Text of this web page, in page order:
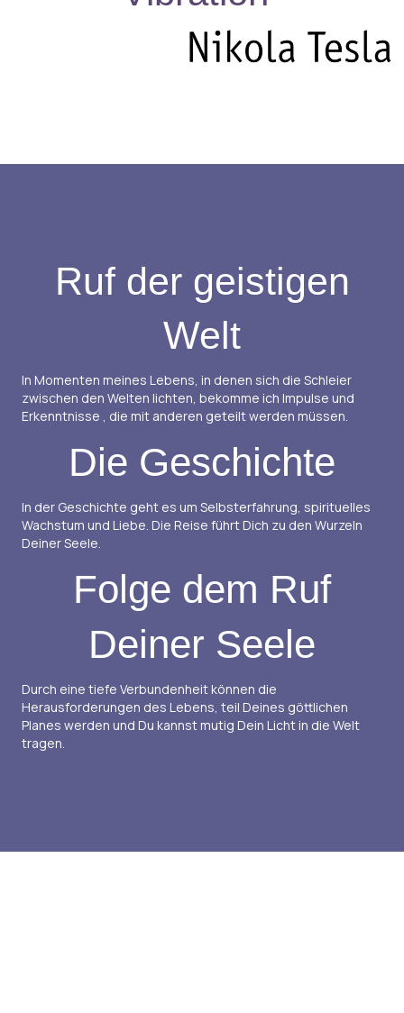
Ruf der geistigen
Welt
In Momenten meines Lebens, in denen sich die Schleier
zwischen den Welten lichten, bekomme ich Impulse und
Erkenntnisse , die mit anderen geteilt werden müssen.
Die Geschichte
In der Geschichte geht es um Selbsterfahrung, spirituelles
Wachstum und Liebe. Die Reise führt Dich zu den Wurzeln
Deiner Seele.
Folge dem Ruf
Deiner Seele
Durch eine tiefe Verbundenheit können die
Herausforderungen des Lebens, teil Deines göttlichen
Planes werden und Du kannst mutig Dein Licht in die Welt
tragen.